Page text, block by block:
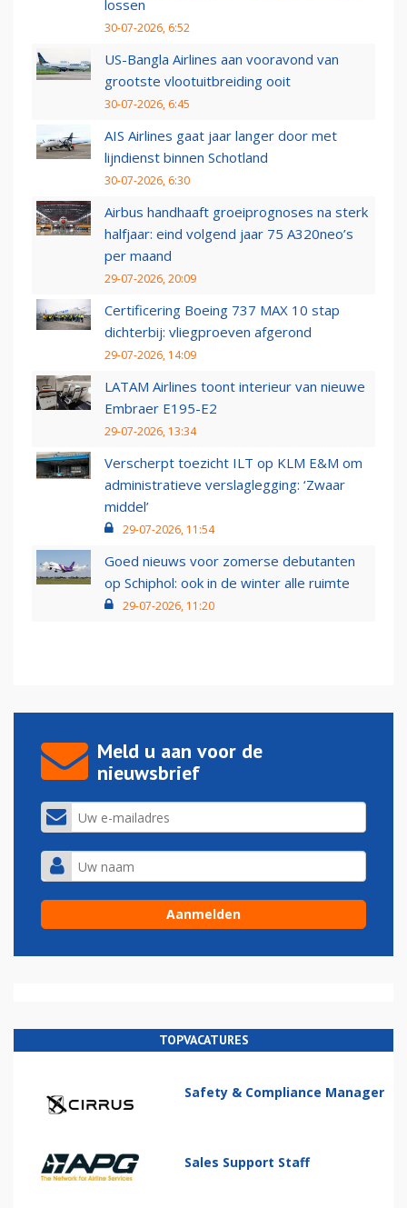
lossen
30-07-2026, 6:52
US-Bangla Airlines aan vooravond van
grootste vlootuitbreiding ooit
30-07-2026, 6:45
AIS Airlines gaat jaar langer door met
lijndienst binnen Schotland
30-07-2026, 6:30
Airbus handhaaft groeiprognoses na sterk
halfjaar: eind volgend jaar 75 A320neo’s
per maand
29-07-2026, 20:09
Certificering Boeing 737 MAX 10 stap
dichterbij: vliegproeven afgerond
29-07-2026, 14:09
LATAM Airlines toont interieur van nieuwe
Embraer E195-E2
29-07-2026, 13:34
Verscherpt toezicht ILT op KLM E&M om
administratieve verslaglegging: ‘Zwaar
middel’
29-07-2026, 11:54
Goed nieuws voor zomerse debutanten
op Schiphol: ook in de winter alle ruimte
29-07-2026, 11:20
Meld u aan voor de
nieuwsbrief
TOPVACATURES
Safety & Compliance Manager
Sales Support Staff